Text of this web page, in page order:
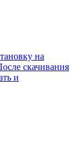
на
скачивания
и